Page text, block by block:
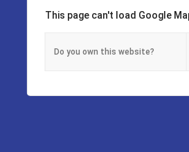
This page can't load Google
Do you own this website?